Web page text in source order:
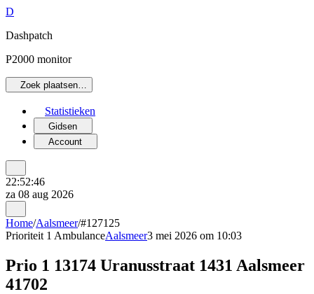
D
Dashpatch
P2000 monitor
Zoek plaatsen…
Statistieken
Gidsen
Account
22:52:46
za 08 aug 2026
Home/Aalsmeer/#127125
Prioriteit 1 AmbulanceAalsmeer3 mei 2026 om 10:03
Prio 1 13174 Uranusstraat 1431 Aalsmeer
41702